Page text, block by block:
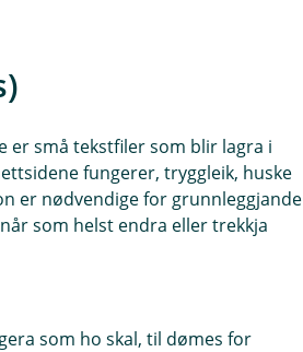
er små tekstfiler som blir lagra i
fungerer, tryggleik, huske
er nødvendige for grunnleggjande
som helst endra eller trekkja
som ho skal, til dømes for